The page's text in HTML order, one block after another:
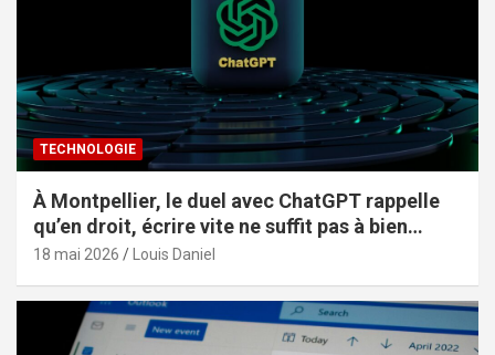
TECHNOLOGIE
À Montpellier, le duel avec ChatGPT rappelle
qu’en droit, écrire vite ne suffit pas à bien
constituer
18 mai 2026 Louis Daniel